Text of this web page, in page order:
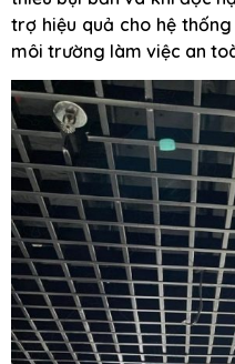
trợ hiệu quả cho hệ
môi trường làm việc an